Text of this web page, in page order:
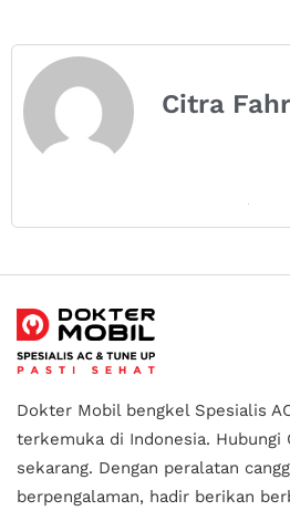
Citra
Dokter Mobil bengkel Spesialis
terkemuka di Indonesia. Hubungi
sekarang. Dengan peralatan
berpengalaman, hadir berikan